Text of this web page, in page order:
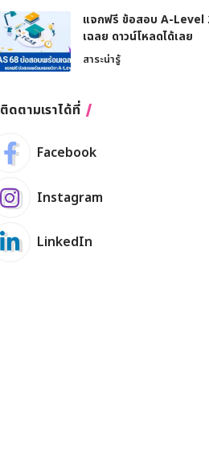
แจกฟรี ข้อสอบ A-Level
เฉลย ดาวน์โหลดได้เลย
สาระน่ารู้
ติดตามเราได้ที่
Facebook
Instagram
LinkedIn